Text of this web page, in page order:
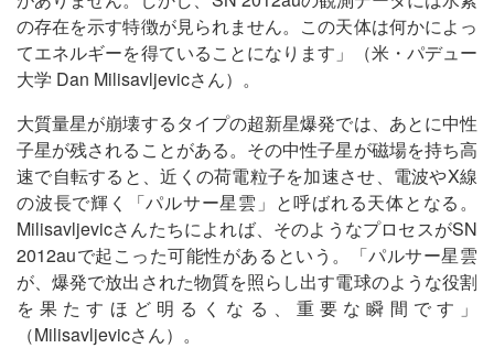
の存在を示す特徴が見られません。この天体は何かによっ
てエネルギーを得ていることになります」（米・パデュー
大学 Dan Milisavljevicさん）。
大質量星が崩壊するタイプの超新星爆発では、あとに中性
子星が残されることがある。その中性子星が磁場を持ち高
速で自転すると、近くの荷電粒子を加速させ、電波やX線
の波長で輝く「パルサー星雲」と呼ばれる天体となる。
Milisavljevicさんたちによれば、そのようなプロセスがSN
2012auで起こった可能性があるという。「パルサー星雲
が、爆発で放出された物質を照らし出す電球のような役割
を果たすほど明るくなる、重要な瞬間です」
（Milisavljevicさん）。